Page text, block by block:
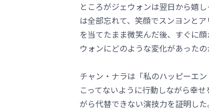
ところがジェウォンは翌日から嬉
は全部忘れて、笑顔でスンヨンと
を当てたまま微笑んだ後、すぐに
ウォンにどのような変化があったの
チャン・ナラは「私のハッピーエ
こってないように行動しながら幸
がら代替できない演技力を証明した